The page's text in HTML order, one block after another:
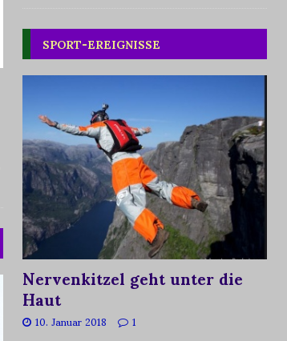
SPORT-EREIGNISSE
Nervenkitzel geht unter die
Haut
10. Januar 2018 1